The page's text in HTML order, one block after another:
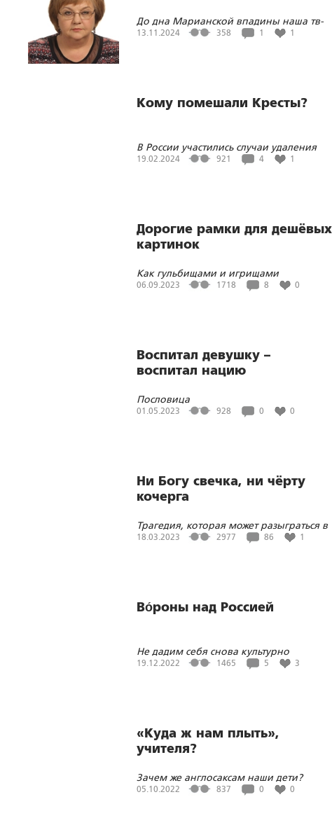
До дна Марианской впадины наша тв-
реклама ещё не погрузилась, но уже
13.11.2024 358 1 1
Кому помешали Кресты?
В России участились случаи удаления
православных Крестов с
19.02.2024 921 4 1
Дорогие рамки для дешёвых
картинок
Как гульбищами и игрищами
затуманивают мозги людям, делая их
06.09.2023 1718 8 0
Воспитал девушку –
воспитал нацию
Пословица
01.05.2023 928 0 0
Ни Богу свечка, ни чёрту
кочерга
Трагедия, которая может разыграться в
Киево-Печерской Лавре, должна
18.03.2023 2977 86 1
Во́роны над Россией
Не дадим себя снова культурно
обобрать!
19.12.2022 1465 5 3
«Куда ж нам плыть»,
учителя?
Зачем же англосаксам наши дети?
05.10.2022 837 0 0